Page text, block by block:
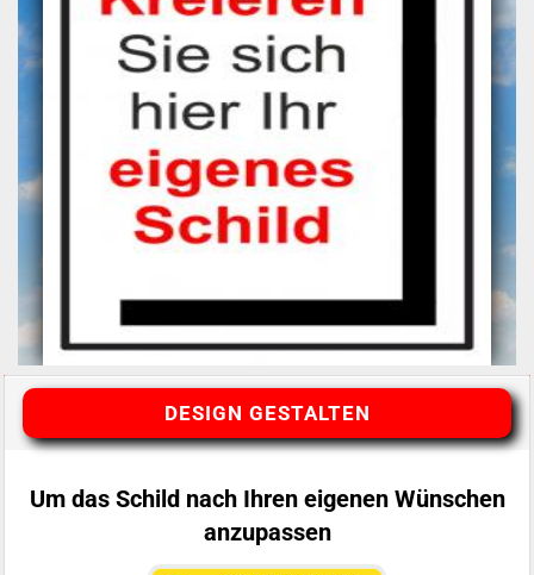
DESIGN GESTALTEN
Um das Schild nach Ihren eigenen Wünschen
anzupassen